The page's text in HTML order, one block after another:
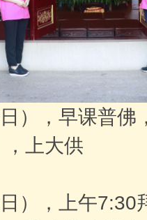
），早课普佛
上大供
），上午7:30